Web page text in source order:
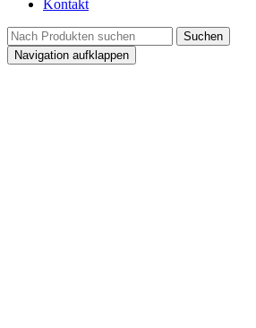
Kontakt
Navigation aufklappen